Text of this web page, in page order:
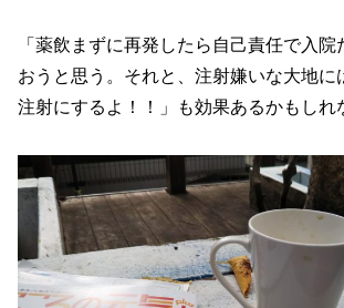
「薬飲まずに再発したら自己責任で入
おうと思う。それと、注射嫌いな大地に
注射にするよ！！」も効果あるかもしれ